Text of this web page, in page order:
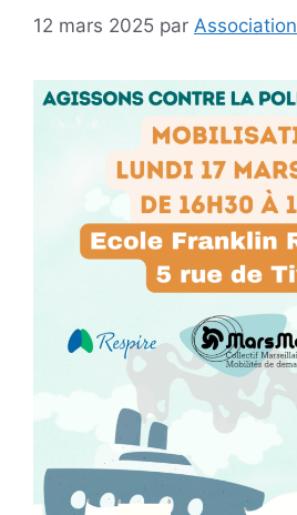
12 mars 2025 par Association